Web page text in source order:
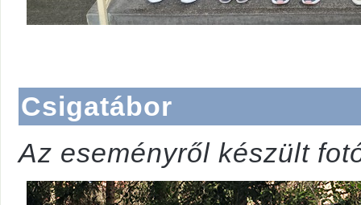
Csigatábor
Az eseményről készült